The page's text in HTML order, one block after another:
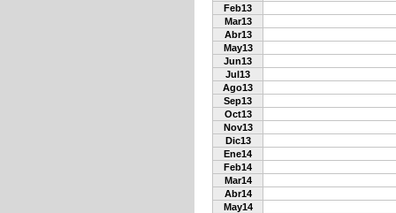
Feb13
Mar13
Abr13
May13
Jun13
Jul13
Ago13
Sep13
Oct13
Nov13
Dic13
Ene14
Feb14
Mar14
Abr14
May14